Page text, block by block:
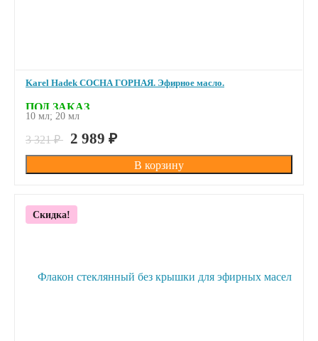
Karel Hadek СОСНА ГОРНАЯ. Эфирное масло.
ПОД ЗАКАЗ
10 мл; 20 мл
3 321₽ 2 989 ₽
Скидка!